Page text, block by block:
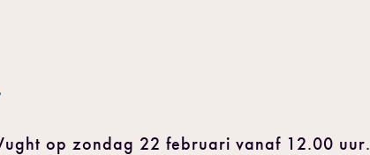
op zondag 22 februari vanaf 12.00 uur.